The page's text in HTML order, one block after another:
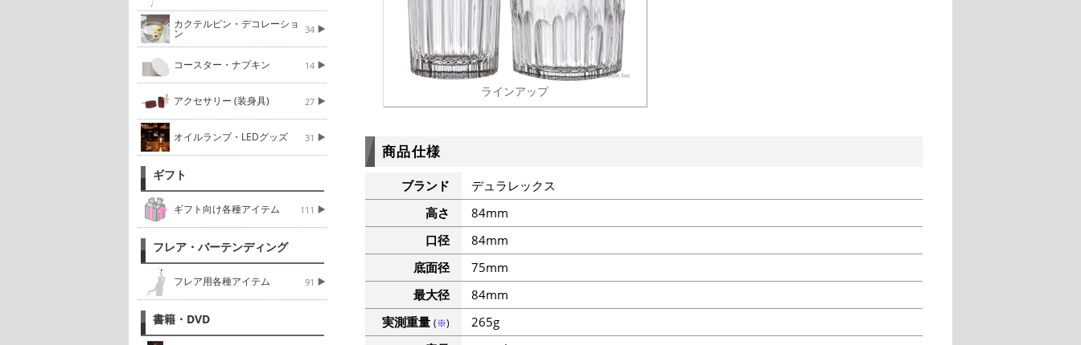
カクテルピン・デコレーショ
ン 34
コースター・ナプキン 14
アクセサリー (装身具) 27
オイルランプ・LEDグッズ 31
ギフト
ギフト向け各種アイテム 111
フレア・バーテンディング
フレア用各種アイテム 91
書籍・DVD
ラインアップ
商品仕様
ブランド
デュラレックス
高さ
84mm
口径
84mm
底面径
75mm
最大径
84mm
実測重量 (※)
265g